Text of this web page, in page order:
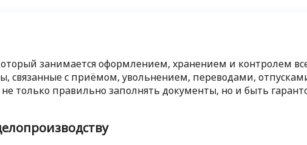
занимается оформлением, хранением и контролем
связанные с приёмом, увольнением, переводами,
только правильно заполнять документы, но и быть